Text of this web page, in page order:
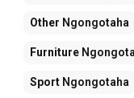
Other Ngongotaha
Furniture
Sport Ngongotaha